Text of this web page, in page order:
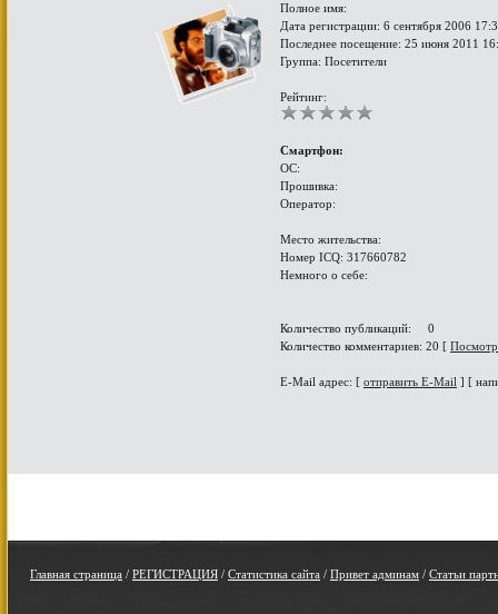
Полное имя:
Дата регистрации: 6 сентября 2006
Последнее посещение: 25 июня 2011
Группа: Посетители
Рейтинг:
Смартфон:
ОС:
Прошивка:
Оператор:
Место жительства:
Номер ICQ: 317660782
Немного о себе:
Количество публикаций: 0
Количество комментариев: 20 [
E-Mail адрес: [ отправить E-Mail ] [
Главная страница / РЕГИСТРАЦИЯ / Статистика сайта / Привет админам / Статьи